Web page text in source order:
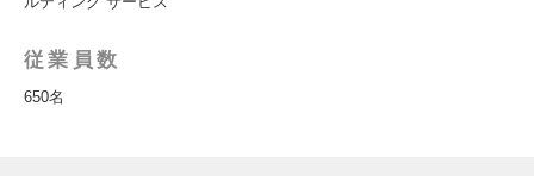
従業員数
650名